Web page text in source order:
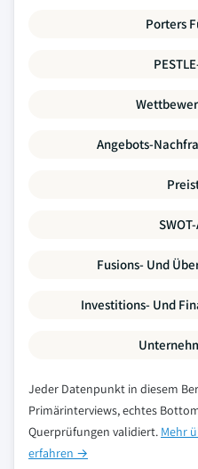
Porters
Angebots-
Fusions- Und
Investitions- Und
Jeder Datenpunkt in diesem
Primärinterviews, echtes
Querprüfungen validiert. Mehr
erfahren →